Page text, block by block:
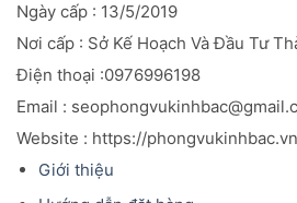
Ngày cấp : 13/5/2019
Nơi cấp : Sở Kế Hoạch Và Đầu Tư
Điện thoại :0976996198
Email :
Website : https://
Giới thiệu